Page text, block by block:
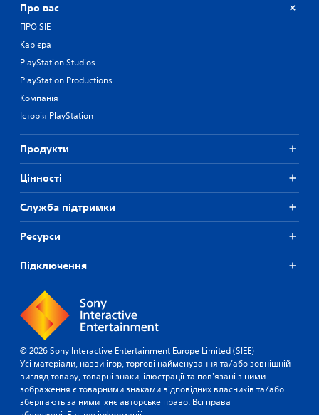
Про вас
ПРО SIE
Кар'єра
PlayStation Studios
PlayStation Productions
Компанія
Історія PlayStation
Продукти
Цiнностi
Служба підтримки
Ресурси
Підключення
© 2026 Sony Interactive Entertainment Europe Limited (SIEE)
Усі матеріали, назви ігор, торгові найменування та/або зовнішній
вигляд товару, товарні знаки, ілюстрації та пов'язані з ними
зображення є товарними знаками відповідних власників та/або
зберігають за ними їхнє авторське право. Всі права